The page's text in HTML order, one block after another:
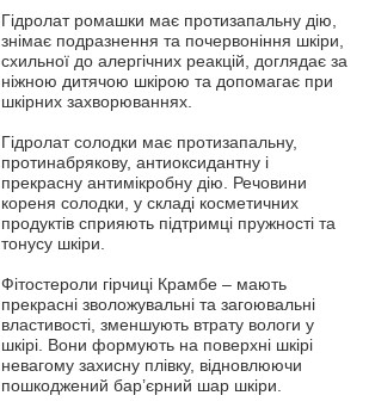
Гідролат ромашки має протизапальну дію,
знімає подразнення та почервоніння шкіри,
схильної до алергічних реакцій, доглядає за
ніжною дитячою шкірою та допомагає при
шкірних захворюваннях.
Гідролат солодки має протизапальну,
протинабрякову, антиоксидантну і
прекрасну антимікробну дію. Речовини
кореня солодки, у складі косметичних
продуктів сприяють підтримці пружності та
тонусу шкіри.
Фітостероли гірчиці Крамбе – мають
прекрасні зволожувальні та загоювальні
властивості, зменшують втрату вологи у
шкірі. Вони формують на поверхні шкірі
невагому захисну плівку, відновлюючи
пошкоджений бар’єрний шар шкіри.